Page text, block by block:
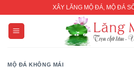
content
XÂY LĂNG MỘ ĐÁ, MỘ ĐÁ
MỘ ĐÁ KHÔNG MÁI